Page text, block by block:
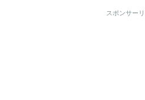
スポンサー